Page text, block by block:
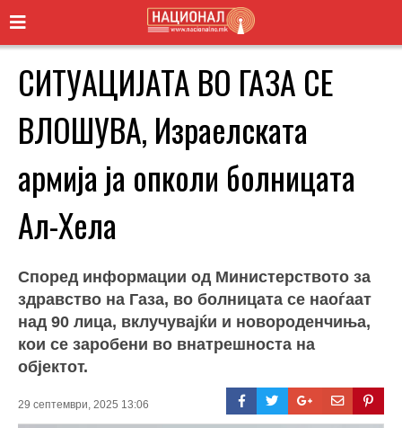
СИТУАЦИЈАТА ВО ГАЗА СЕ
ВЛОШУВА, Израелската
армија ја опколи болницата
Ал-Хела
Според информации од Министерството за
здравство на Газа, во болницата се наоѓаат
над 90 лица, вклучувајќи и новороденчиња,
кои се заробени во внатрешноста на
објектот.
29 септември, 2025 13:06